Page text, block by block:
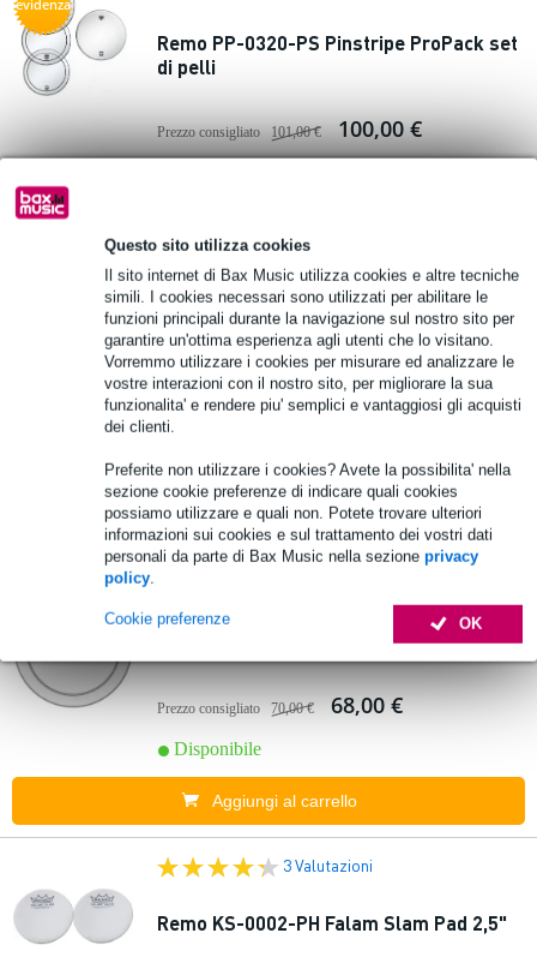
Questo sito utilizza cookies
Il sito internet di Bax Music utilizza cookies e altre tecniche
simili. I cookies necessari sono utilizzati per abilitare le
funzioni principali durante la navigazione sul nostro sito per
garantire un'ottima esperienza agli utenti che lo visitano.
Vorremmo utilizzare i cookies per misurare ed analizzare le
vostre interazioni con il nostro sito, per migliorare la sua
funzionalita' e rendere piu' semplici e vantaggiosi gli acquisti
dei clienti.
Preferite non utilizzare i cookies? Avete la possibilita' nella
sezione cookie preferenze di indicare quali cookies
possiamo utilizzare e quali non. Potete trovare ulteriori
informazioni sui cookies e sul trattamento dei vostri dati
personali da parte di Bax Music nella sezione privacy
policy.
OK
Cookie preferenze
evidenza
Remo PP-0320-PS Pinstripe ProPack set
di pelli
Prezzo consigliato 101,00 € 100,00 €
10% DI SCONTO
EXTRA CON IL
5 Valutazioni
Remo SN-0013-00 Silentstroke 13'' pelle
Prezzo consigliato 24,40 € 17,05 €
Aggiungi al carrello
Remo P3-1120-C2 Powerstroke 3 pelle
sabbiata per grancassa 20"
Prezzo consigliato 70,00 € 68,00 €
Disponibile
Aggiungi al carrello
3 Valutazioni
Remo KS-0002-PH Falam Slam Pad 2,5"